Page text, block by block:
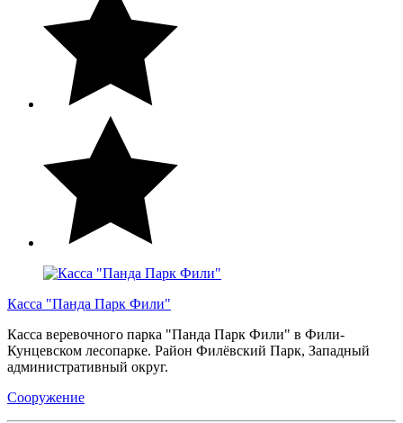
Касса "Панда Парк Фили"
Касса веревочного парка "Панда Парк Фили" в Фили-
Кунцевском лесопарке. Район Филёвский Парк, Западный
административный округ.
Сооружение